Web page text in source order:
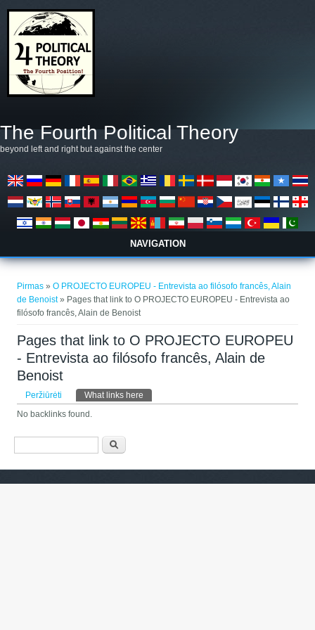
The Fourth Political Theory
beyond left and right but against the center
NAVIGATION
Pirmas »O PROJECTO EUROPEU - Entrevista ao filósofo francês, Alain
de Benoist» Pages that link to O PROJECTO EUROPEU - Entrevista ao
filósofo francês, Alain de Benoist
Pages that link to O PROJECTO EUROPEU
- Entrevista ao filósofo francês, Alain de
Benoist
Pirminės kortelės
Peržiūrėti What links here
No backlinks found.
Paieškos forma